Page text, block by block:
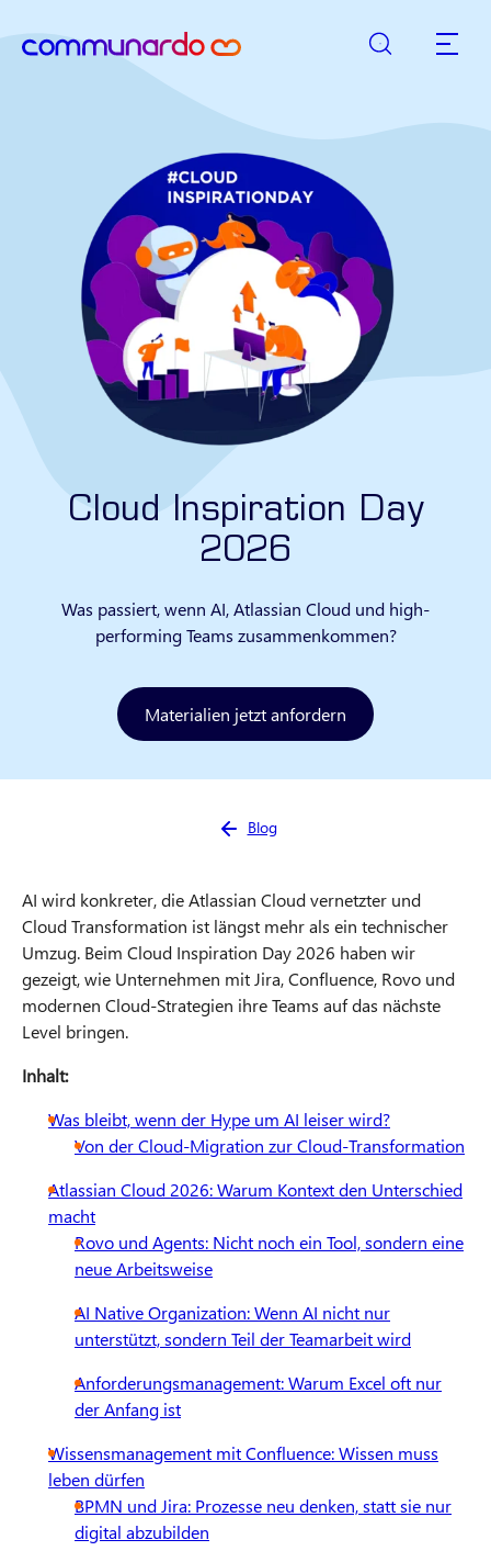
Suche
Cloud Inspiration Day
2026
Was passiert, wenn AI, Atlassian Cloud und high-
performing Teams zusammenkommen?
Materialien jetzt anfordern
Sie sind hier:
Blog
AI wird konkreter, die Atlassian Cloud vernetzter und
Cloud Transformation ist längst mehr als ein technischer
Umzug. Beim Cloud Inspiration Day 2026 haben wir
gezeigt, wie Unternehmen mit Jira, Confluence, Rovo und
modernen Cloud-Strategien ihre Teams auf das nächste
Level bringen.
Inhalt:
Was bleibt, wenn der Hype um AI leiser wird?
Von der Cloud-Migration zur Cloud-Transformation
Atlassian Cloud 2026: Warum Kontext den Unterschied
macht
Rovo und Agents: Nicht noch ein Tool, sondern eine
neue Arbeitsweise
AI Native Organization: Wenn AI nicht nur
unterstützt, sondern Teil der Teamarbeit wird
Anforderungsmanagement: Warum Excel oft nur
der Anfang ist
Wissensmanagement mit Confluence: Wissen muss
leben dürfen
BPMN und Jira: Prozesse neu denken, statt sie nur
digital abzubilden